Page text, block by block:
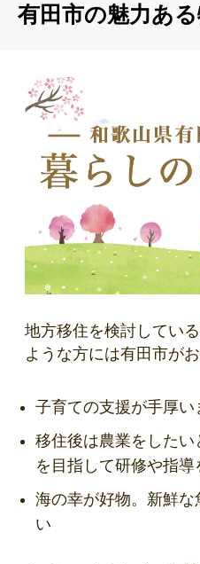
有田市の魅力あ
地方移住を検討してい
ような方には有田市がお
子育ての支援が手厚い
移住後は農業をした
を目指して研修や指導
海の幸が好物。新鮮
い